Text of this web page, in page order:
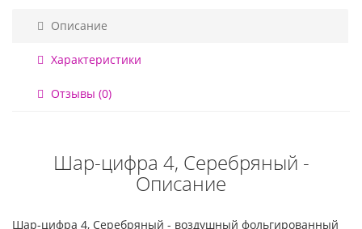
Описание
Характеристики
Отзывы (0)
Шар-цифра 4, Серебряный -
Описание
Шар-цифра 4, Серебряный - воздушный фольгированный